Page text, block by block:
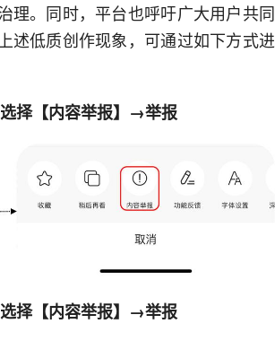
理。同时，平台也呼吁广大用户共同
述低质创作现象，可通过如下方式进
择【内容举报】→举报
择【内容举报】→举报